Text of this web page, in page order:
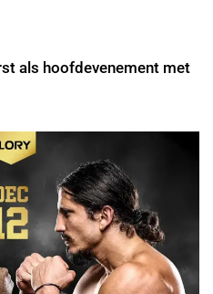
als hoofdevenement met